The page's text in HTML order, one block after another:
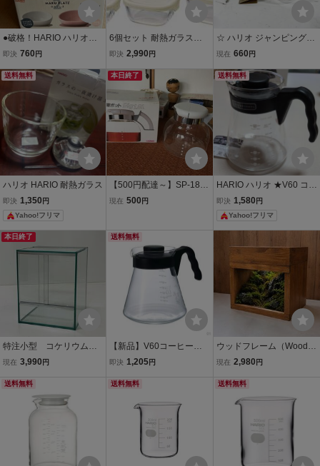
●破格！HARIO ハリオ
マルプレ2 ペールピンク
即決 760 円
6個セット 耐熱ガラス製
保存容器 満水容量250/60
(ハリオ) 日本製 KST-2012
-OW
即決 2,990 円
☆ ハリオ ジャンピングテ
ィーポット JP-2-SV 500
テンレス 急須 紅茶 お茶
緑茶 茶器 キッチン 食器
現状品
現在 660 円
送料無料
ハリオ HARIO 耐熱ガラス
即決 1,350 円
Yahoo!フリマ
本日終了
【500円配達～】SP-18 H
ARIO ハリオ 冷蔵庫 ポッ
日本製
現在 500 円
送料無料
HARIO ハリオ ★V60 コー
ヒーサーバー 03 1000ml
耐熱ガラス
即決 1,580 円
Yahoo!フリマ
本日終了
特注小型 コケリウム・
パルダリウム ガラスケ
シダリウム・イモリウ
ム・爬虫類飼育等に
現在 3,990 円
送料無料
【新品】V60コーヒーサ
ーバー HARIO(ハリオ) ブ
CS-03B 日本製 26
即決 1,205円
ウッドフレーム（Wood F
rame） 30ｃｍガラスケ
ム コケ、シダ、多肉植
現在 2,980 円
送料無料 送料無料 送料無料